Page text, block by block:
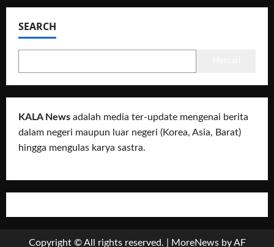
SEARCH
KALA News adalah media ter-update mengenai berita
dalam negeri maupun luar negeri (Korea, Asia, Barat)
hingga mengulas karya sastra.
Copyright © All rights reserved. MoreNewsby AF